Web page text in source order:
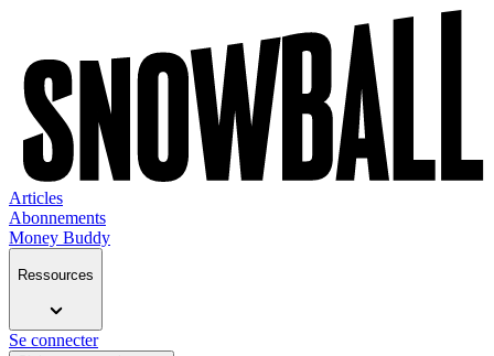
Articles
Abonnements
Money Buddy
Ressources
Se connecter